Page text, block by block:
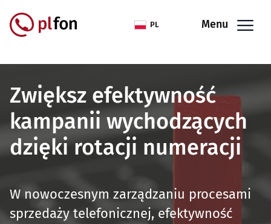
PL Menu
Zwiększ efektywność
kampanii wychodzących
dzięki rotacji numeracji
W nowoczesnym zarządzaniu procesami
sprzedaży telefonicznej, efektywność